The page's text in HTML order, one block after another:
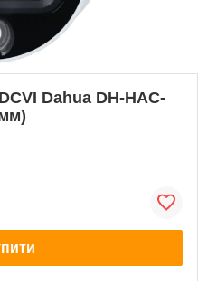
Dahua DH-HAC-